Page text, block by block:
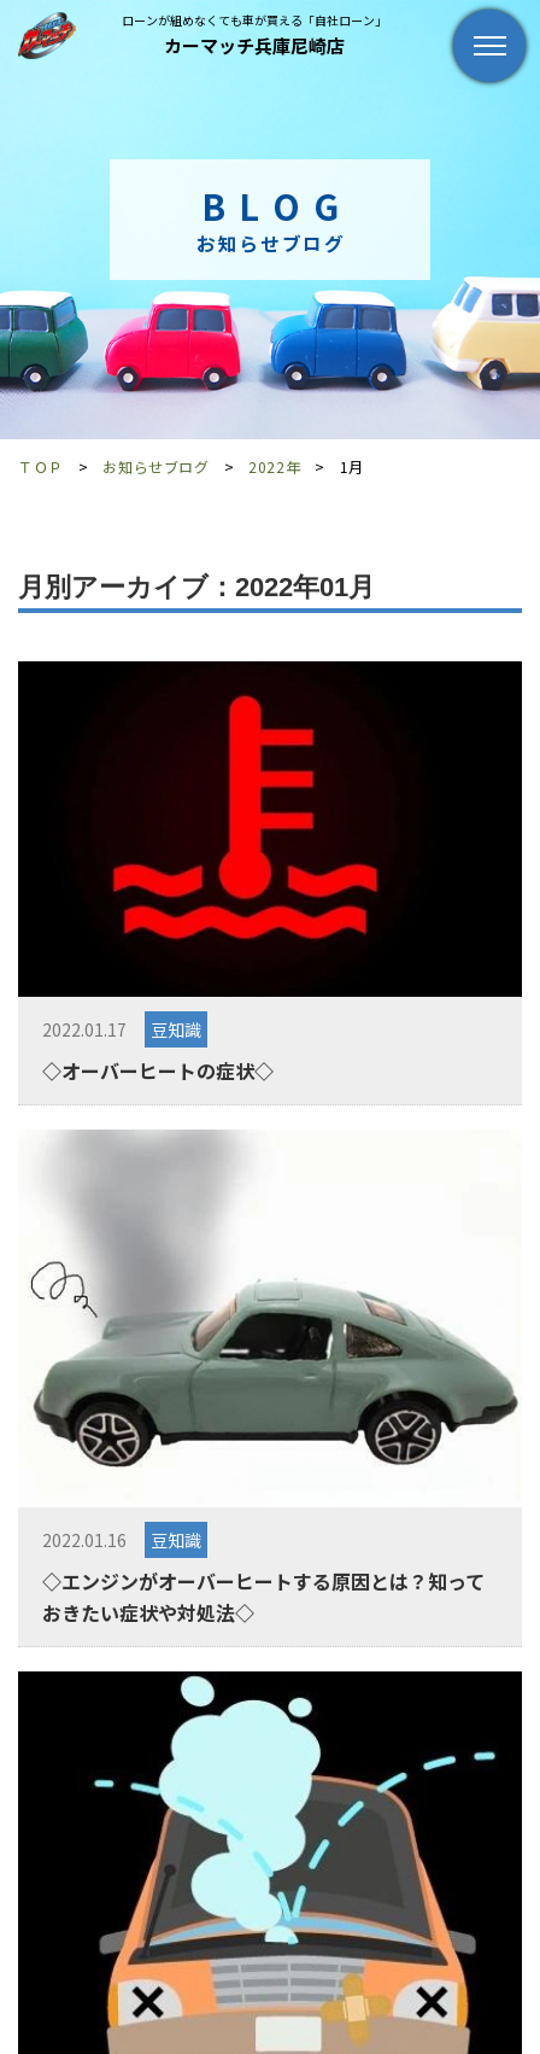
ローンが組めなくても車が買える「自社ローン」
カーマッチ兵庫尼崎店
BLOG
お知らせブログ
ＴＯＰ お知らせブログ 2022年 1月
月別アーカイブ：2022年01月
2022.01.17 豆知識
◇オーバーヒートの症状◇
2022.01.16 豆知識
◇エンジンがオーバーヒートする原因とは？知って
おきたい症状や対処法◇